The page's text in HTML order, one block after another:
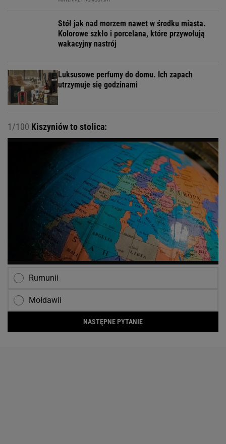
Stół jak nad morzem nawet w środku miasta.
Kolorowe szkło i porcelana, które przywołują
wakacyjny nastrój
Luksusowe perfumy do domu. Ich zapach
utrzymuje się godzinami
1/100 Kiszyniów to stolica:
Rumunii
Mołdawii
NASTĘPNE PYTANIE